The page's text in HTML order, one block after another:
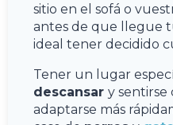
sitio en el sofá o
antes de que llegue
ideal tener decidido
Tener un lugar
descansar y sentirse
adaptarse más